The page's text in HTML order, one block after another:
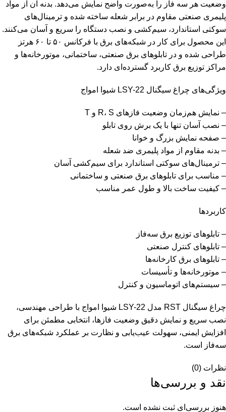
وضعیت هر سه فاز را به‌صورت واضح نمایش می‌دهد. بدنه آن از مواد
پلیمری صنعتی مقاوم در برابر شعله ساخته شده و ترمینال‌های
سوکتی استاندارد، سیم‌کشی و نصب دستگاه را سریع و آسان می‌کنند.
این محصول برای کار در شبکه‌های برق با فرکانس ۵۰ تا ۶۰ هرتز
طراحی شده و در تابلوهای برق صنعتی، ساختمانی، موتورخانه‌ها و
مراکز توزیع برق کاربرد گسترده‌ای دارد.
ویژگی‌های چراغ سیگنال LSY-22 شیوا امواج
– نمایش هم‌زمان وضعیت فازهای R، S و T
– نصب آسان تنها با یک برش روی تابلو
– صفحه نمایش بزرگ و خوانا
– بدنه مقاوم از مواد پلیمری ضد شعله
– ترمینال‌های سوکتی استاندارد برای سیم‌کشی آسان
– مناسب برای تابلوهای برق صنعتی و ساختمانی
– کیفیت ساخت بالا و طول عمر مناسب
کاربردها
– تابلوهای توزیع برق سه‌فاز
– تابلوهای کنترل صنعتی
– تابلوهای برق کارخانه‌ها
– موتورخانه‌ها و تأسیسات
– سیستم‌های اتوماسیون و کنترل
چراغ سیگنال RST مدل LSY-22 شیوا امواج با طراحی مهندسی،
نصب سریع و نمایش دقیق وضعیت فازها، انتخابی مطمئن برای
افزایش ایمنی، سهولت عیب‌یابی و نظارت بر عملکرد شبکه‌های برق
سه‌فاز است.
نظرات (0)
نقد و بررسی‌ها
هنوز بررسی‌ای ثبت نشده است.